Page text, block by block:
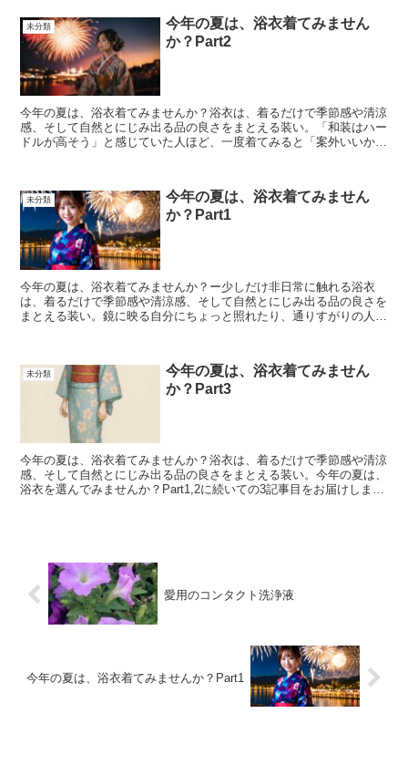
未分類
今年の夏は、浴衣着てみません
か？Part2
今年の夏は、浴衣着てみませんか？浴衣は、着るだけで季節感や清涼
感、そして自然とにじみ出る品の良さをまとえる装い。「和装はハー
ドルが高そう」と感じていた人ほど、一度着てみると「案外いいか
未分類
今年の夏は、浴衣着てみません
か？Part1
今年の夏は、浴衣着てみませんか？ー少しだけ非日常に触れる浴衣
は、着るだけで季節感や清涼感、そして自然とにじみ出る品の良さを
まとえる装い。鏡に映る自分にちょっと照れたり、通りすがりの人に
未分類
今年の夏は、浴衣着てみません
か？Part3
今年の夏は、浴衣着てみませんか？浴衣は、着るだけで季節感や清涼
感、そして自然とにじみ出る品の良さをまとえる装い。今年の夏は、
浴衣を選んでみませんか？Part1,2に続いての3記事目をお届けしま
愛用のコンタクト洗浄液
今年の夏は、浴衣着てみませんか？Part1